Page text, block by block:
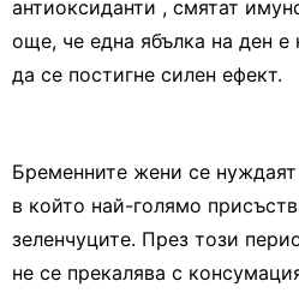
антиоксиданти , смятат
още, че една ябълка на ден е
да се постигне силен ефект.
Бременните жени се
в който най-голямо
зеленчуците. През този
не се прекалява с